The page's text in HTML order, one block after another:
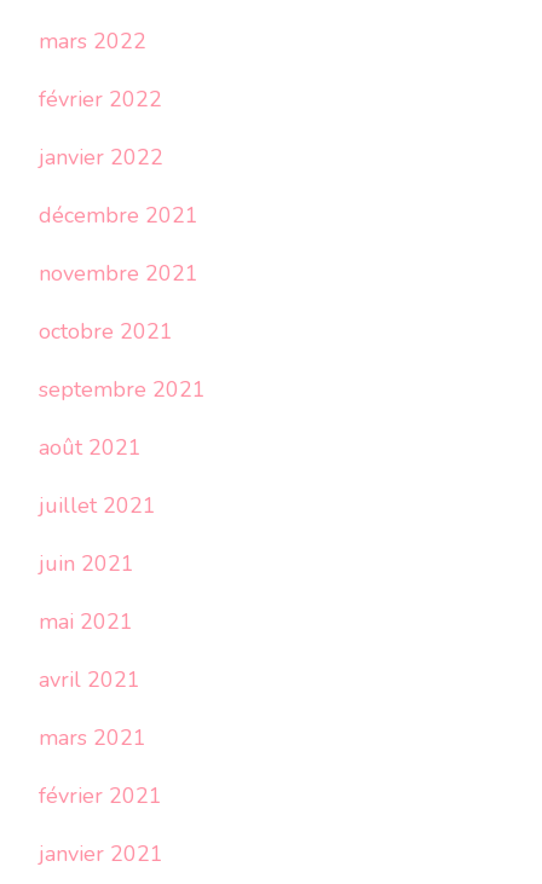
mars 2022
février 2022
janvier 2022
décembre 2021
novembre 2021
octobre 2021
septembre 2021
août 2021
juillet 2021
juin 2021
mai 2021
avril 2021
mars 2021
février 2021
janvier 2021